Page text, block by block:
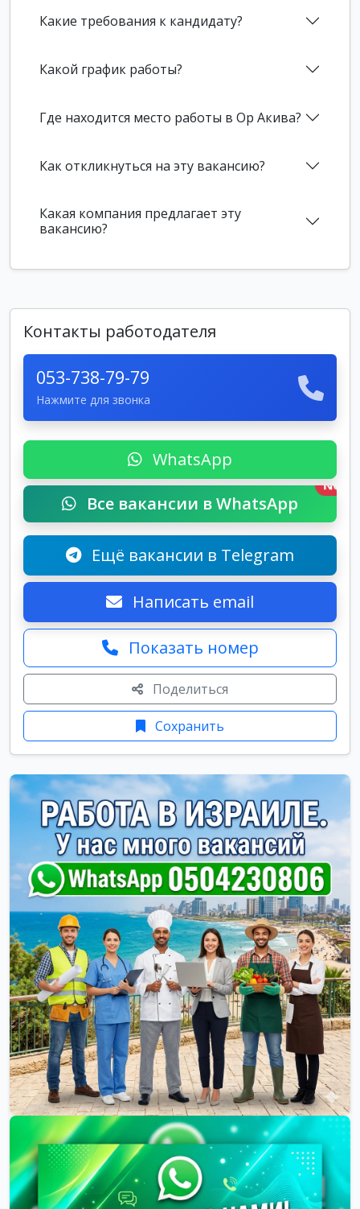
Какие требования к кандидату?
Какой график работы?
Где находится место работы в Ор Акива?
Как откликнуться на эту вакансию?
Какая компания предлагает эту
вакансию?
Контакты работодателя
053-738-79-79
Нажмите для звонка
WhatsApp
Все вакансии в WhatsApp
New
Ещё вакансии в Telegram
Написать email
Показать номер
Поделиться
Сохранить